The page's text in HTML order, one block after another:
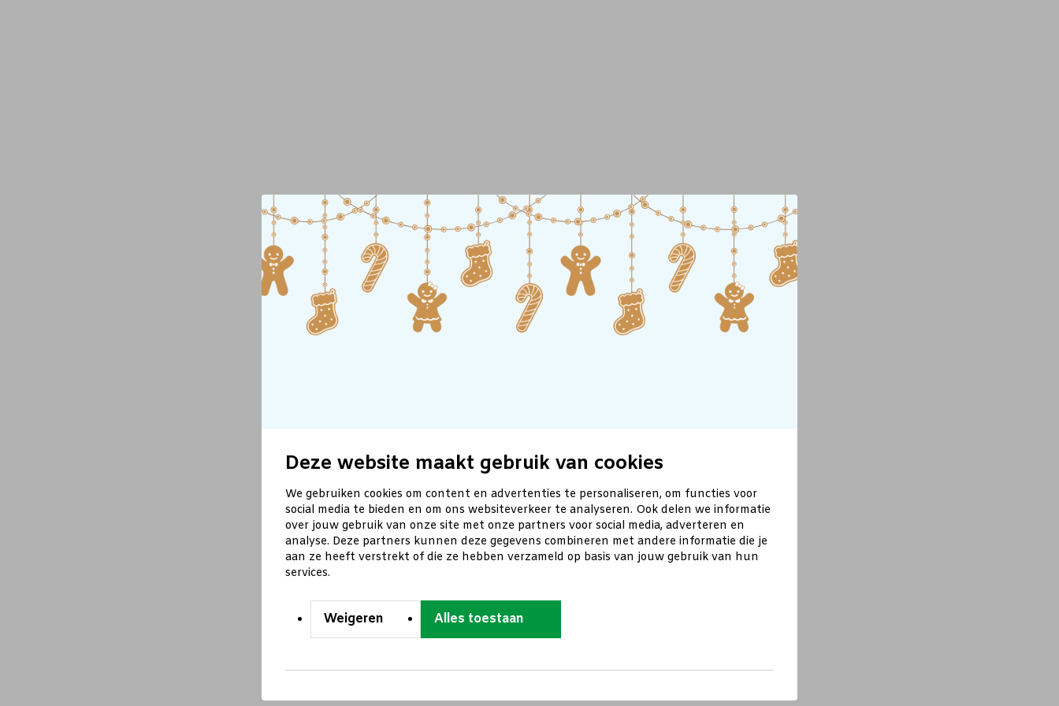
Deze website maakt gebruik van cookies
We gebruiken cookies om content en advertenties te personaliseren, om functies voor
social media te bieden en om ons websiteverkeer te analyseren. Ook delen we informatie
over jouw gebruik van onze site met onze partners voor social media, adverteren en
analyse. Deze partners kunnen deze gegevens combineren met andere informatie die je
aan ze heeft verstrekt of die ze hebben verzameld op basis van jouw gebruik van hun
services.
Weigeren Alles toestaan